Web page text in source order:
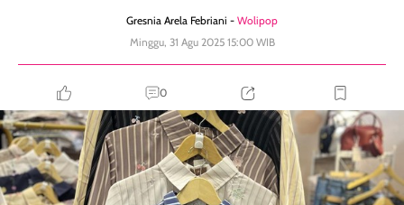
Gresnia Arela Febriani - Wolipop
Minggu, 31 Agu 2025 15:00 WIB
0